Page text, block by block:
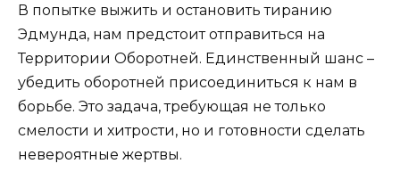
В попытке выжить и остановить тиранию
Эдмунда, нам предстоит отправиться на
Территории Оборотней. Единственный шанс –
убедить оборотней присоединиться к нам в
борьбе. Это задача, требующая не только
смелости и хитрости, но и готовности сделать
невероятные жертвы.